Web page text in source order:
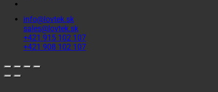
info@lovtek.sk
sales@lovtek.sk
+421 915 102 107
+421 908 102 107